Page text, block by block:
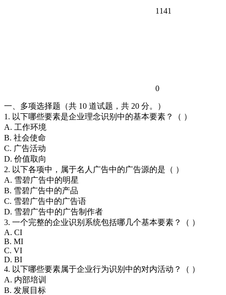
1141
0
一、多项选择题（共 10 道试题，共 20 分。）
1. 以下哪些要素是企业理念识别中的基本要素？（ ）
A. 工作环境
B. 社会使命
C. 广告活动
D. 价值取向
2. 以下各项中，属于名人广告中的广告源的是（ ）
A. 雪碧广告中的明星
B. 雪碧广告中的产品
C. 雪碧广告中的广告语
D. 雪碧广告中的广告制作者
3. 一个完整的企业识别系统包括哪几个基本要素？（ ）
A. CI
B. MI
C. VI
D. BI
4. 以下哪些要素属于企业行为识别中的对内活动？（ ）
A. 内部培训
B. 发展目标